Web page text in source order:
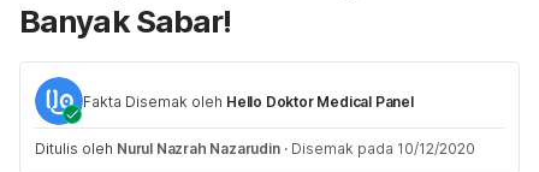
Banyak Sabar!
Fakta Disemak oleh Hello Doktor Medical Panel
Ditulis oleh Nurul Nazrah Nazarudin · Disemak pada 10/12/2020